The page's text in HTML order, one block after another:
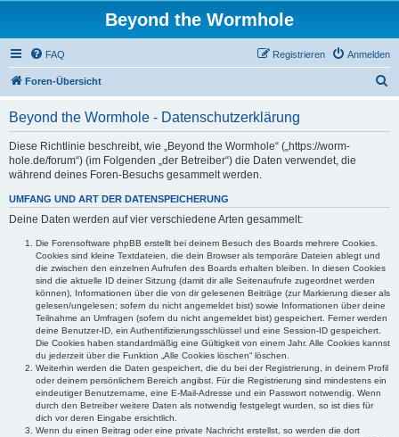
Beyond the Wormhole
FAQ Anmelden
Registrieren
Foren-Übersicht
Beyond the Wormhole - Datenschutzerklärung
Diese Richtlinie beschreibt, wie „Beyond the Wormhole“ („https://worm-
hole.de/forum“) (im Folgenden „der Betreiber“) die Daten verwendet, die
während deines Foren-Besuchs gesammelt werden.
UMFANG UND ART DER DATENSPEICHERUNG
Deine Daten werden auf vier verschiedene Arten gesammelt:
Die Forensoftware phpBB erstellt bei deinem Besuch des Boards mehrere Cookies.
Cookies sind kleine Textdateien, die dein Browser als temporäre Dateien ablegt und
die zwischen den einzelnen Aufrufen des Boards erhalten bleiben. In diesen Cookies
sind die aktuelle ID deiner Sitzung (damit dir alle Seitenaufrufe zugeordnet werden
können), Informationen über die von dir gelesenen Beiträge (zur Markierung dieser als
gelesen/ungelesen; sofern du nicht angemeldet bist) sowie Informationen über deine
Teilnahme an Umfragen (sofern du nicht angemeldet bist) gespeichert. Ferner werden
deine Benutzer-ID, ein Authentifizierungsschlüssel und eine Session-ID gespeichert.
Die Cookies haben standardmäßig eine Gültigkeit von einem Jahr. Alle Cookies kannst
du jederzeit über die Funktion „Alle Cookies löschen“ löschen.
Weiterhin werden die Daten gespeichert, die du bei der Registrierung, in deinem Profil
oder deinem persönlichem Bereich angibst. Für die Registrierung sind mindestens ein
eindeutiger Benutzername, eine E-Mail-Adresse und ein Passwort notwendig. Wenn
durch den Betreiber weitere Daten als notwendig festgelegt wurden, so ist dies für
dich vor deren Eingabe ersichtlich.
Wenn du einen Beitrag oder eine private Nachricht erstellst, so werden die dort